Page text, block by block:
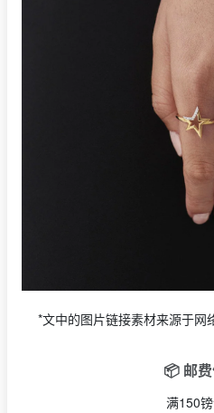
*文中的图片链接素材来源于
📦 邮
满150